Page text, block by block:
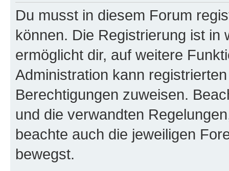
Du musst in diesem Forum
können. Die Registrierung ist in
ermöglicht dir, auf weitere
Administration kann
Berechtigungen zuweisen.
und die verwandten
beachte auch die jeweiligen
bewegst.